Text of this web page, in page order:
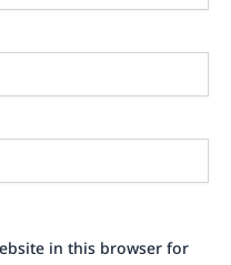
in this browser for